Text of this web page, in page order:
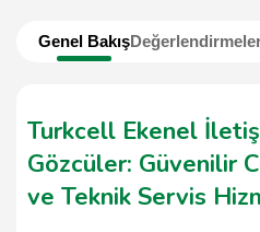
Genel Bakış
Turkcell Ekenel
Gözcüler: Güvenilir
ve Teknik Servis